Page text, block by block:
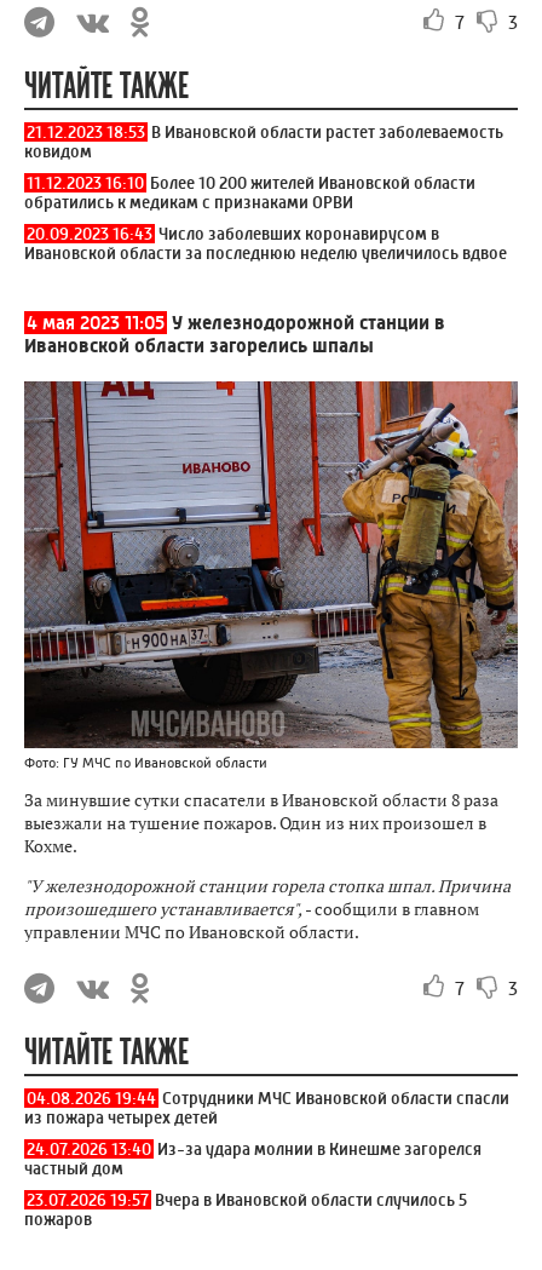
7 3
ЧИТАЙТЕ ТАКЖЕ
21.12.2023 18:53 В Ивановской области растет заболеваемость
ковидом
11.12.2023 16:10 Более 10 200 жителей Ивановской области
обратились к медикам с признаками ОРВИ
20.09.2023 16:43 Число заболевших коронавирусом в
Ивановской области за последнюю неделю увеличилось вдвое
4 мая 2023 11:05 У железнодорожной станции в
Ивановской области загорелись шпалы
Фото: ГУ МЧС по Ивановской области
За минувшие сутки спасатели в Ивановской области 8 раза
выезжали на тушение пожаров. Один из них произошел в
Кохме.
"У железнодорожной станции горела стопка шпал. Причина
произошедшего устанавливается", - сообщили в главном
управлении МЧС по Ивановской области.
7 3
ЧИТАЙТЕ ТАКЖЕ
04.08.2026 19:44 Сотрудники МЧС Ивановской области спасли
из пожара четырех детей
24.07.2026 13:40 Из-за удара молнии в Кинешме загорелся
частный дом
23.07.2026 19:57 Вчера в Ивановской области случилось 5
пожаров